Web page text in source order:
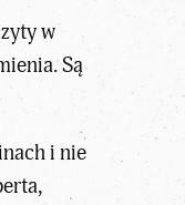
w
Są
i nie